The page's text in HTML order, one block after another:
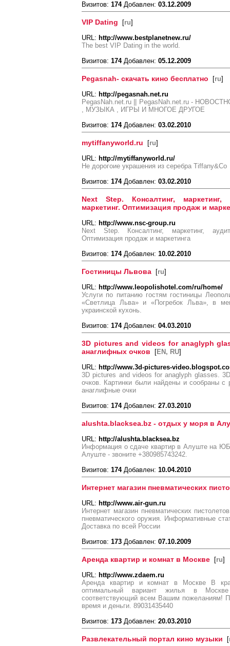
Визитов: 174Добавлен: 03.12.2009
VIP Dating [ru]
URL: http://www.bestplanetnew.ru/
The best VIP Dating in the world.
Визитов: 174Добавлен: 05.12.2009
Pegasnah- скачать кино бесплатно [ru]
URL: http://pegasnah.net.ru
PegasNah.net.ru || PegasNah.net.ru -
, МУЗЫКА , ИГРЫ И МНОГОЕ ДРУГОЕ
Визитов: 174Добавлен: 03.02.2010
mytiffanyworld.ru [ru]
URL: http://mytiffanyworld.ru/
Не дорогоие украшения из серебра Tiffany&Co
Визитов: 174Добавлен: 03.02.2010
Next Step. Консалтинг, маркетинг,
маркетинг. Оптимизация продаж и
URL: http://www.nsc-group.ru
Next Step. Консалтинг, маркетинг, аудит
Оптимизация продаж и маркетинга
Визитов: 174Добавлен: 10.02.2010
Гостиницы Львова [ru]
URL: http://www.leopolishotel.com/ru/home/
Услуги по питанию гостям гостиницы
«Светлица Льва» и «Погребок Льва», в
украинской кухонь.
Визитов: 174Добавлен: 04.03.2010
3D pictures and videos for anaglyph
анаглифных очков [EN, RU]
URL: http://www.3d-pictures-
3D pictures and videos for anaglyph glasses.
очков. Картинки были найдены и сообраны с
анаглифные очки
Визитов: 174Добавлен: 27.03.2010
alushta.blacksea.bz - отдых у моря в
URL: http://alushta.blacksea.bz
Информация о сдаче квартир в Алуште на
Алуште - звоните +380985743242.
Визитов: 174Добавлен: 10.04.2010
Интернет магазин пневматических
URL: http://www.air-gun.ru
Интернет магазин пневматических
пневматического оружия. Информативные
Доставка по всей России
Визитов: 173 Добавлен: 07.10.2009
Аренда квартир и комнат в Москве [ru]
URL: http://www.zdaem.ru
Аренда квартир и комнат в Москве В
оптимальный вариант жилья в
соответствующий всем Вашим пожеланиям!
время и деньги. 89031435440
Визитов: 173 Добавлен: 20.03.2010
Развлекательный портал кино музыки [